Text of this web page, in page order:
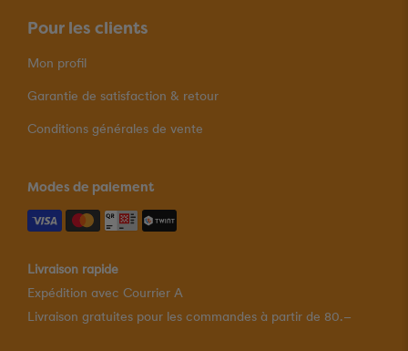
Pour les clients
Mon profil
Garantie de satisfaction & retour
Conditions générales de vente
Modes de paiement
Livraison rapide
Expédition avec Courrier A
Livraison gratuites pour les commandes à partir de 80.–